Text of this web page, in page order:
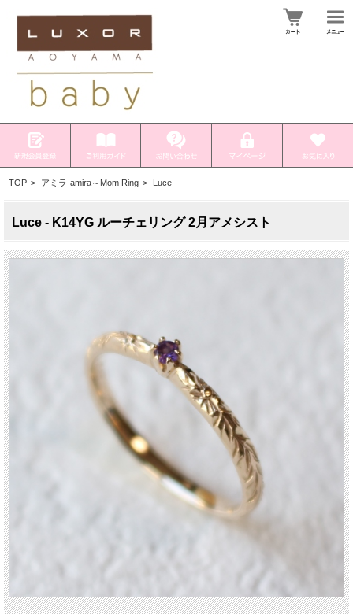
TOP > アミラ-amira～Mom Ring > Luce
Luce - K14YG ルーチェリング 2月アメシスト